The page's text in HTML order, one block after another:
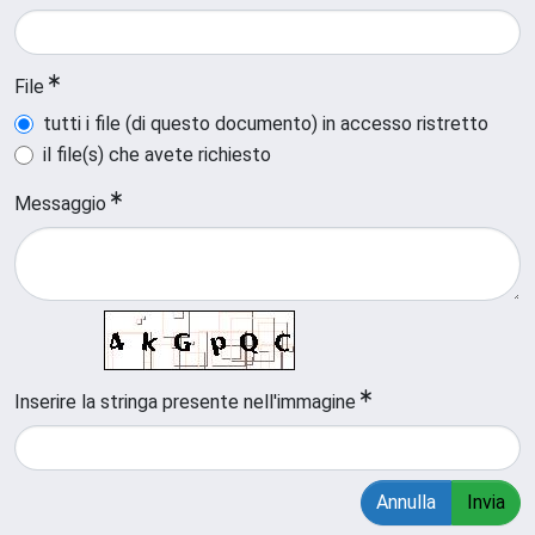
File
tutti i file (di questo documento) in accesso ristretto
il file(s) che avete richiesto
Messaggio
Inserire la stringa presente nell'immagine
Annulla Invia